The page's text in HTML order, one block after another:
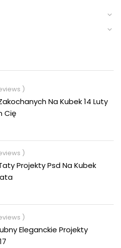
)
Na Kubek 14 Luty
Cię
)
Projekty Psd Na Kubek
)
Eleganckie Projekty